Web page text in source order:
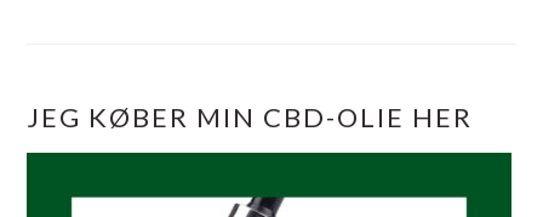
JEG KØBER MIN CBD-OLIE HER